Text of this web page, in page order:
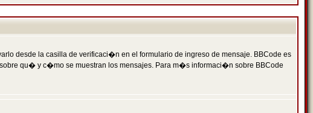
desde la casilla de verificaci�n en el formulario de ingreso de mensaje. BBCode es
qu� y c�mo se muestran los mensajes. Para m�s informaci�n sobre BBCode